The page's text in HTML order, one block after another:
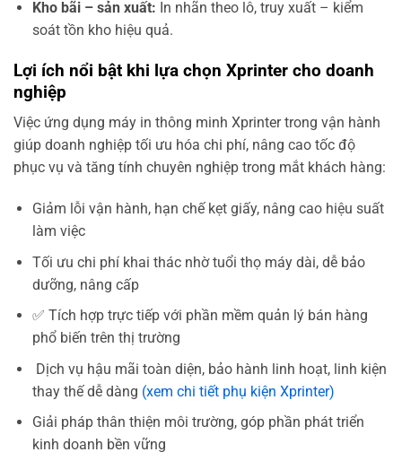
Kho bãi – sản xuất: In nhãn theo lô, truy xuất – kiểm
soát tồn kho hiệu quả.
Lợi ích nổi bật khi lựa chọn Xprinter cho doanh
nghiệp
Việc ứng dụng máy in thông minh Xprinter trong vận hành
giúp doanh nghiệp tối ưu hóa chi phí, nâng cao tốc độ
phục vụ và tăng tính chuyên nghiệp trong mắt khách hàng:
Giảm lỗi vận hành, hạn chế kẹt giấy, nâng cao hiệu suất
làm việc
Tối ưu chi phí khai thác nhờ tuổi thọ máy dài, dễ bảo
dưỡng, nâng cấp
✅ Tích hợp trực tiếp với phần mềm quản lý bán hàng
phổ biến trên thị trường
‍ Dịch vụ hậu mãi toàn diện, bảo hành linh hoạt, linh kiện
thay thế dễ dàng (xem chi tiết phụ kiện Xprinter)
Giải pháp thân thiện môi trường, góp phần phát triển
kinh doanh bền vững